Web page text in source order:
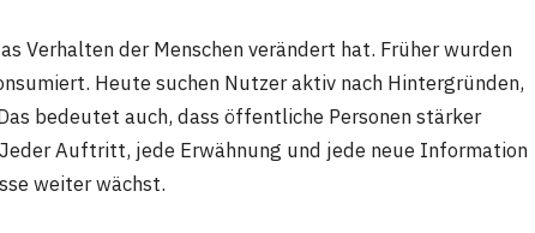
Verhalten der Menschen verändert hat. Früher wurden
Heute suchen Nutzer aktiv nach Hintergründen,
bedeutet auch, dass öffentliche Personen stärker
Auftritt, jede Erwähnung und jede neue Information
weiter wächst.